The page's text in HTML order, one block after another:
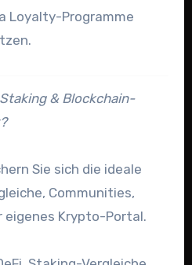
Loyalty-Programme
& Blockchain-
Sie sich die ideale
Communities,
eigenes Krypto-Portal.